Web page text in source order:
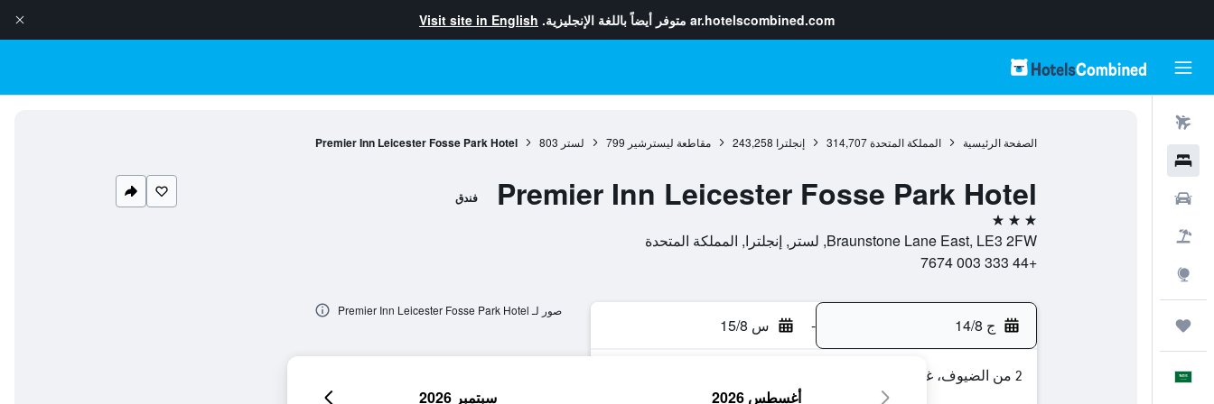
ar.hotelscombined.com متوفر أيضاً باللغة الإنجليزية. Visit site in English
الصفحة الرئيسية المملكة المتحدة 314,707 إنجلترا 243,258 مقاطعة ليسترشير 799 لستر 803
Premier Inn Leicester Fosse Park Hotel
Premier Inn Leicester Fosse Park Hotel فندق
3 نجوم
Braunstone Lane East, LE3 2FW, لستر, إنجلترا, المملكة المتحدة
+44 333 003 7674
ج 14/8 - س 15/8
2 من الضيوف، غرفة واحدة
صور لـ Premier Inn Leicester Fosse Park Hotel
أغسطس 2026 سبتمبر 2026